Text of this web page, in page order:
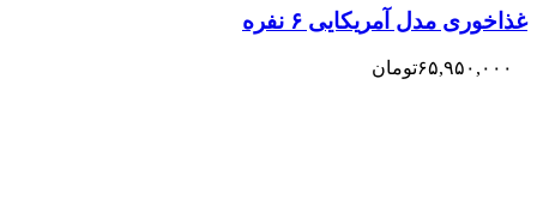
غذاخوری مدل آمریکایی ۶ نفره
۶۵,۹۵۰,۰۰۰تومان